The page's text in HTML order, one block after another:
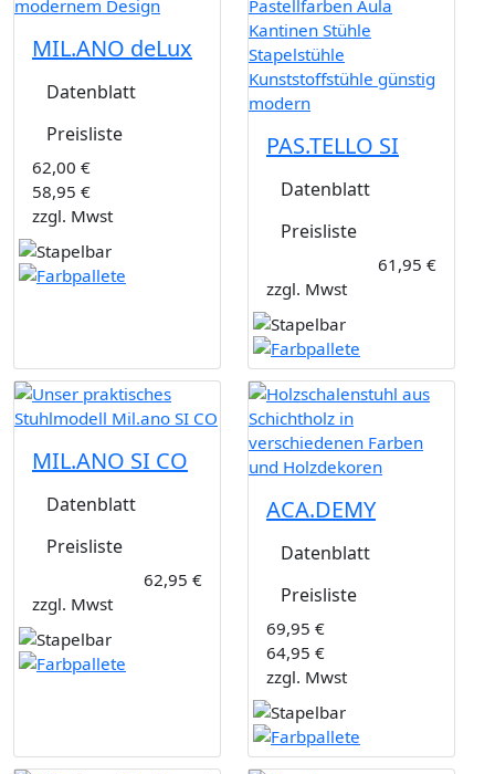
MIL.ANO deLux
Datenblatt
Preisliste
62,00 €
58,95 €
zzgl. Mwst
PAS.TELLO SI
Datenblatt
Preisliste
61,95 €
zzgl. Mwst
MIL.ANO SI CO
Datenblatt
Preisliste
62,95 €
zzgl. Mwst
ACA.DEMY
Datenblatt
Preisliste
69,95 €
64,95 €
zzgl. Mwst